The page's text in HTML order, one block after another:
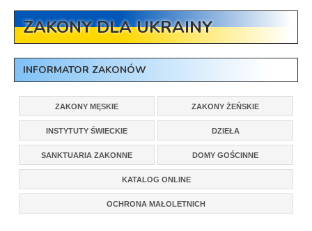
ZAKONY DLA UKRAINY
INFORMATOR ZAKONÓW
ZAKONY MĘSKIE ZAKONY ŻEŃSKIE
INSTYTUTY ŚWIECKIE DZIEŁA
SANKTUARIA ZAKONNE DOMY GOŚCINNE
KATALOG ONLINE
OCHRONA MAŁOLETNICH